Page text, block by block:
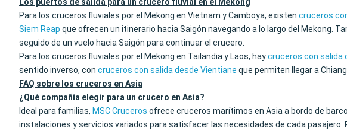
Para los cruceros fluviales por el Mekong en Vietnam y Camboya, existen cruceros
Siem Reap que ofrecen un itinerario hacia Saigón navegando a lo largo del Mekong.
seguido de un vuelo hacia Saigón para continuar el crucero.
Para los cruceros fluviales por el Mekong en Tailandia y Laos, haycruceros con salida
sentido inverso, con cruceros con salida desde Vientiane que permiten llegar a
FAQ sobre los cruceros en Asia
¿Qué compañía elegir para un crucero en Asia?
Ideal para familias, MSC Cruceros ofrece cruceros marítimos en Asia a bordo de
instalaciones y servicios variados para satisfacer las necesidades de cada